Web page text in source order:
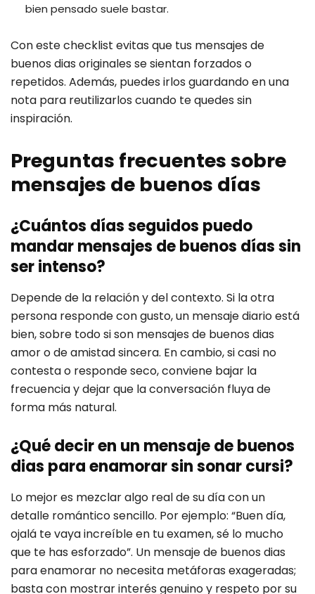
bien pensado suele bastar.
Con este checklist evitas que tus mensajes de
buenos dias originales se sientan forzados o
repetidos. Además, puedes irlos guardando en una
nota para reutilizarlos cuando te quedes sin
inspiración.
Preguntas frecuentes sobre
mensajes de buenos días
¿Cuántos días seguidos puedo
mandar mensajes de buenos días sin
ser intenso?
Depende de la relación y del contexto. Si la otra
persona responde con gusto, un mensaje diario está
bien, sobre todo si son mensajes de buenos dias
amor o de amistad sincera. En cambio, si casi no
contesta o responde seco, conviene bajar la
frecuencia y dejar que la conversación fluya de
forma más natural.
¿Qué decir en un mensaje de buenos
dias para enamorar sin sonar cursi?
Lo mejor es mezclar algo real de su día con un
detalle romántico sencillo. Por ejemplo: “Buen día,
ojalá te vaya increíble en tu examen, sé lo mucho
que te has esforzado”. Un mensaje de buenos dias
para enamorar no necesita metáforas exageradas;
basta con mostrar interés genuino y respeto por su